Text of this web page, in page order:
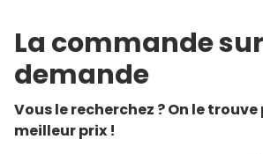
La commande sur
demande
Vous le recherchez ? On le
meilleur prix !